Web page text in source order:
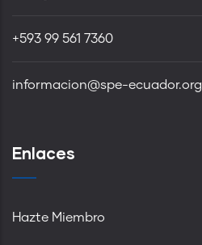
+593 99 561 7360
informacion@spe-ecuador.org
Enlaces
Hazte Miembro